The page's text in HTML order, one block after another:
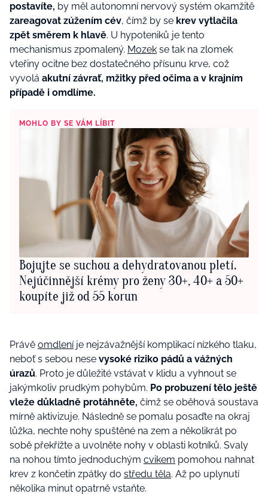
postavíte, by měl autonomní nervový systém okamžitě
zareagovat zúžením cév, čímž by se krev vytlačila
zpět směrem k hlavě. U hypoteniků je tento
mechanismus zpomalený. Mozek se tak na zlomek
vteřiny ocitne bez dostatečného přísunu krve, což
vyvolá akutní závrať, mžitky před očima a v krajním
případě i omdlíme.
MOHLO BY SE VÁM LÍBIT
Bojujte se suchou a dehydratovanou pletí.
Nejúčinnější krémy pro ženy 30+, 40+ a 50+
koupíte již od 55 korun
Právě omdleníje nejzávažnější komplikací nízkého tlaku,
neboť s sebou nese vysoké riziko pádů a vážných
úrazů. Proto je důležité vstávat v klidu a vyhnout se
jakýmkoliv prudkým pohybům. Po probuzení tělo ještě
vleže důkladně protáhněte, čímž se oběhová soustava
mírně aktivizuje. Následně se pomalu posaďte na okraj
lůžka, nechte nohy spuštěné na zem a několikrát po
sobě překřížte a uvolněte nohy v oblasti kotníků. Svaly
na nohou tímto jednoduchým cvikem pomohou nahnat
krev z končetin zpátky do středu těla. Až po uplynutí
několika minut opatrně vstaňte.